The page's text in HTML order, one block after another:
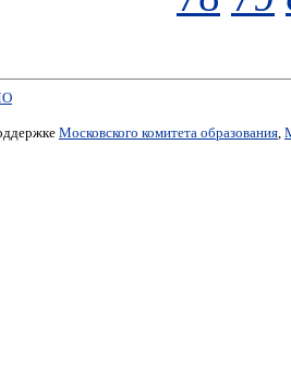
Московского комитета образования,